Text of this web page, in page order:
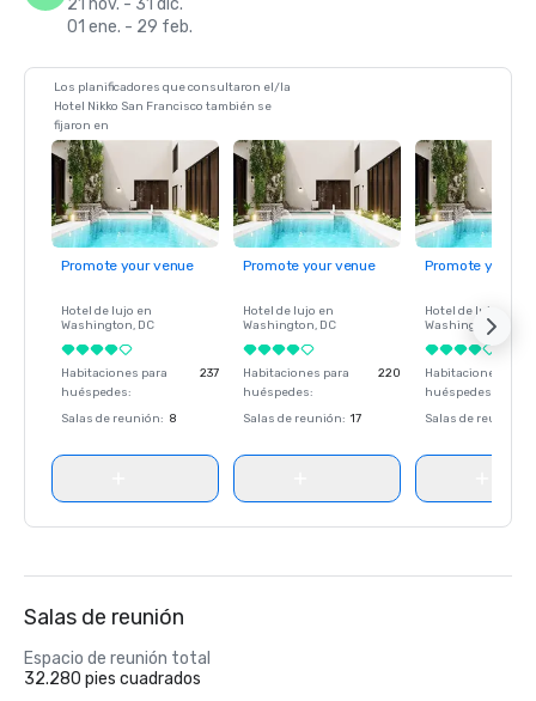
21 nov. - 31 dic.
01 ene. - 29 feb.
Los planificadores que consultaron el/la
Hotel Nikko San Francisco también se
fijaron en
Promote your venue
Hotel de lujo en
Washington, DC
Habitaciones para
huéspedes:
237
Salas de reunión: 8
Promote your venue
Hotel de lujo en
Washington, DC
Habitaciones para
huéspedes:
220
Salas de reunión: 17
Promote your
Hotel de lujo en
Washington
Habitaciones para
huéspedes
Salas de reunión
Salas de reunión
Espacio de reunión total
32.280 pies cuadrados